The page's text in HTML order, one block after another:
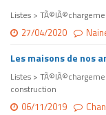
Listes >
27/04/2020
Les maisons de nos
Listes >
construction
06/11/2019